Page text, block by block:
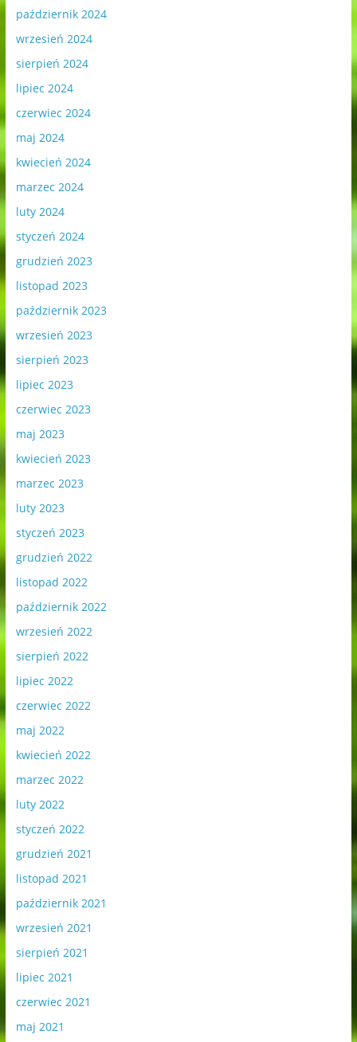
październik 2024
wrzesień 2024
sierpień 2024
lipiec 2024
czerwiec 2024
maj 2024
kwiecień 2024
marzec 2024
luty 2024
styczeń 2024
grudzień 2023
listopad 2023
październik 2023
wrzesień 2023
sierpień 2023
lipiec 2023
czerwiec 2023
maj 2023
kwiecień 2023
marzec 2023
luty 2023
styczeń 2023
grudzień 2022
listopad 2022
październik 2022
wrzesień 2022
sierpień 2022
lipiec 2022
czerwiec 2022
maj 2022
kwiecień 2022
marzec 2022
luty 2022
styczeń 2022
grudzień 2021
listopad 2021
październik 2021
wrzesień 2021
sierpień 2021
lipiec 2021
czerwiec 2021
maj 2021